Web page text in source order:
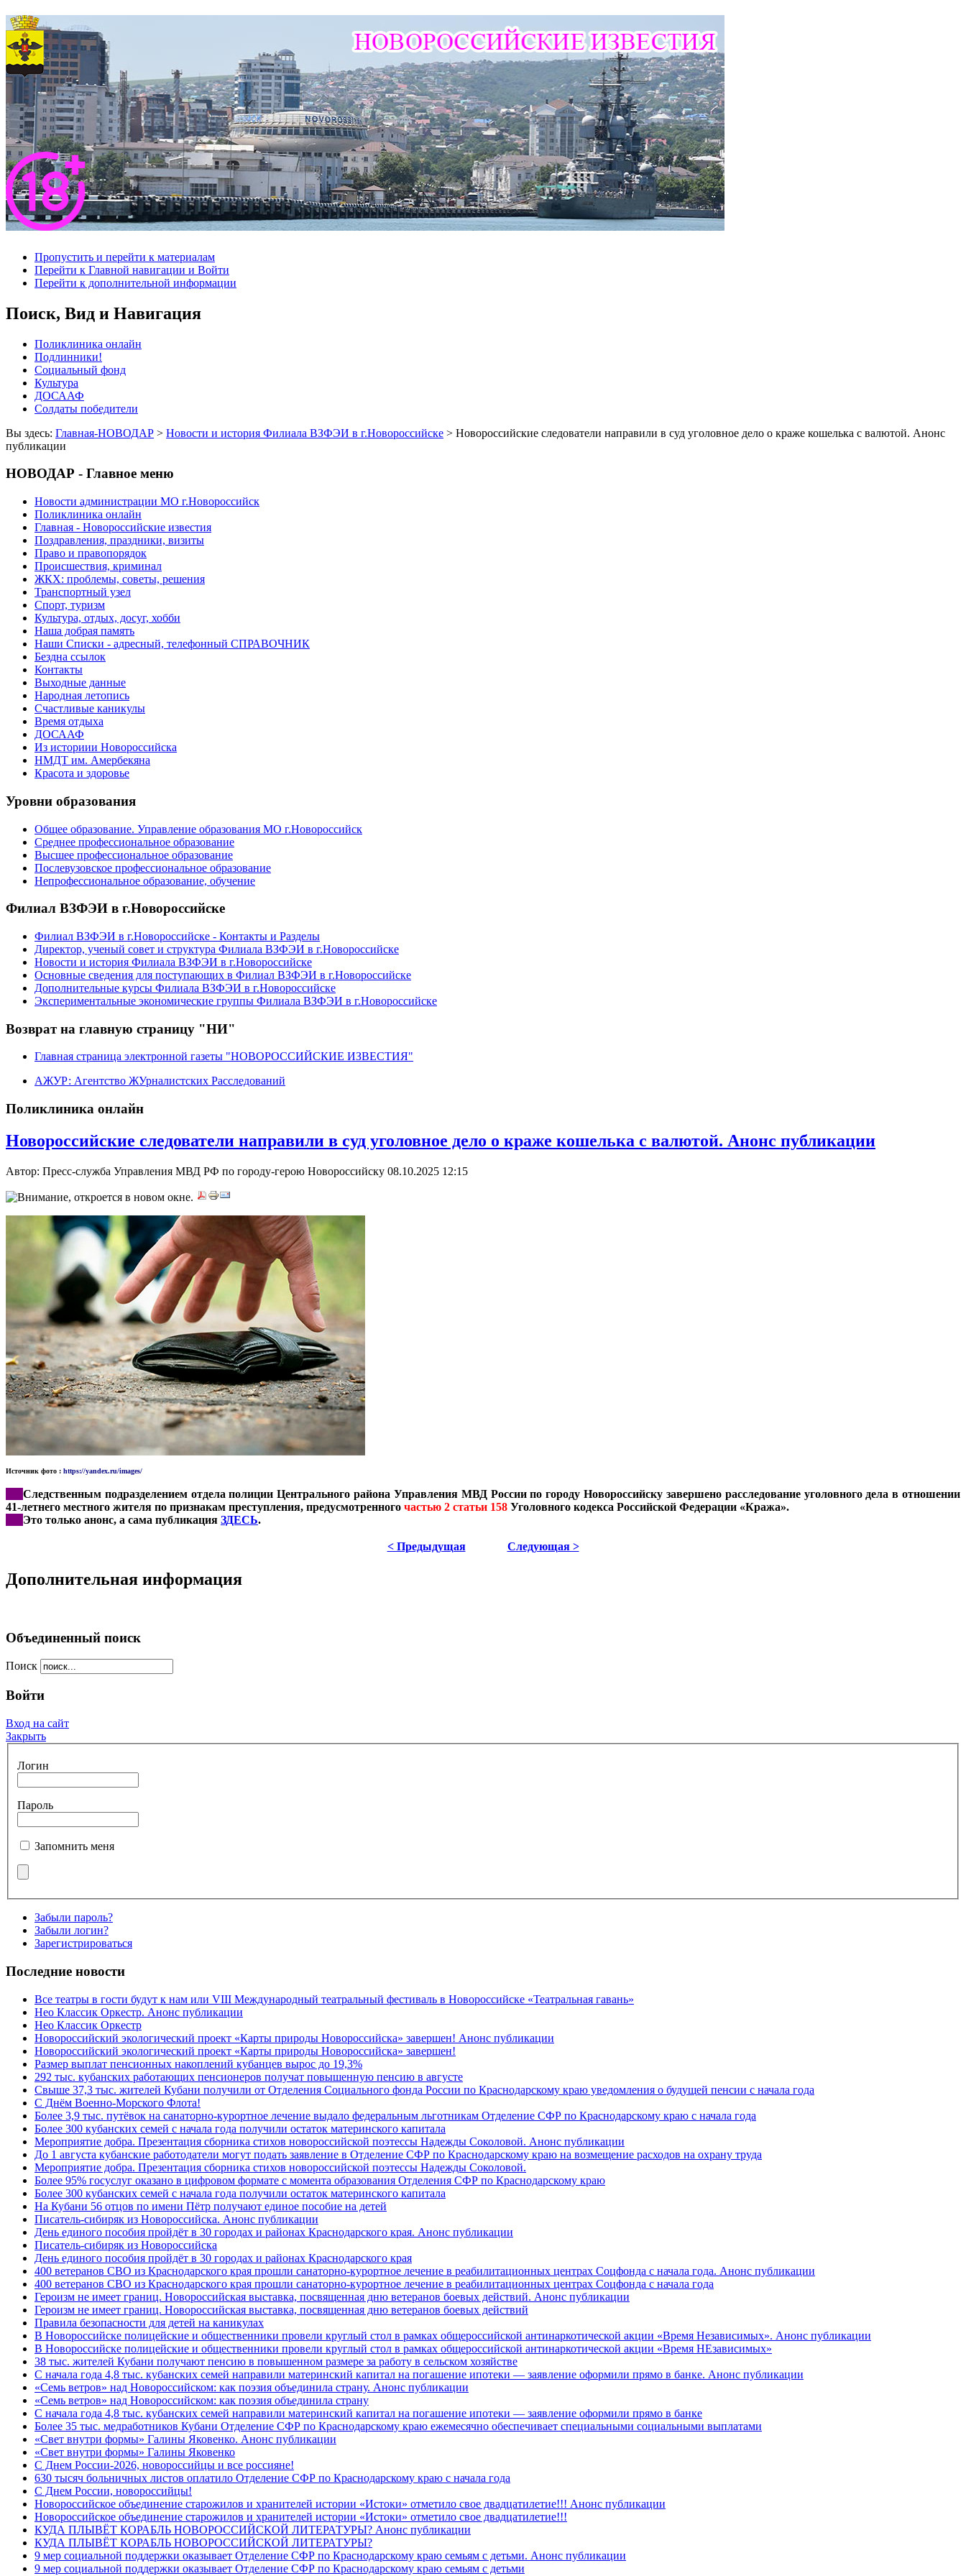
Пропустить и перейти к материалам
Перейти к Главной навигации и Войти
Перейти к дополнительной информации
Поиск, Вид и Навигация
Поликлиника онлайн
Подлинники!
Социальный фонд
Культура
ДОСААФ
Солдаты победители
Вы здесь: Главная-НОВОДАР > Новости и история Филиала ВЗФЭИ в г.Новороссийске > Новороссийские следователи направили в суд уголовное дело о краже кошелька с валютой. Анонс
публикации
НОВОДАР - Главное меню
Новости администрации МО г.Новороссийск
Поликлиника онлайн
Главная - Новороссийские известия
Поздравления, праздники, визиты
Право и правопорядок
Происшествия, криминал
ЖКХ: проблемы, советы, решения
Транспортный узел
Спорт, туризм
Культура, отдых, досуг, хобби
Наша добрая память
Наши Списки - адресный, телефонный СПРАВОЧНИК
Бездна ссылок
Контакты
Выходные данные
Народная летопись
Счастливые каникулы
Время отдыха
ДОСААФ
Из историии Новороссийска
НМДТ им. Амербекяна
Красота и здоровье
Уровни образования
Общее образование. Управление образования МО г.Новороссийск
Среднее профессиональное образование
Высшее профессиональное образование
Послевузовское профессиональное образование
Непрофессиональное образование, обучение
Филиал ВЗФЭИ в г.Новороссийске
Филиал ВЗФЭИ в г.Новороссийске - Контакты и Разделы
Директор, ученый совет и структура Филиала ВЗФЭИ в г.Новороссийске
Новости и история Филиала ВЗФЭИ в г.Новороссийске
Основные сведения для поступающих в Филиал ВЗФЭИ в г.Новороссийске
Дополнительные курсы Филиала ВЗФЭИ в г.Новороссийске
Экспериментальные экономические группы Филиала ВЗФЭИ в г.Новороссийске
Возврат на главную страницу "НИ"
Главная страница электронной газеты "НОВОРОССИЙСКИЕ ИЗВЕСТИЯ"
АЖУР: Агентство ЖУрналистских Расследований
Поликлиника онлайн
Новороссийские следователи направили в суд уголовное дело о краже кошелька с валютой. Анонс публикации
Автор: Пресс-служба Управления МВД РФ по городу-герою Новороссийску 08.10.2025 12:15
Источник фото : https://yandex.ru/images/
Следственным подразделением отдела полиции Центрального района Управления МВД России по городу Новороссийску завершено расследование уголовного дела в отношении
41-летнего местного жителя по признакам преступления, предусмотренного частью 2 статьи 158 Уголовного кодекса Российской Федерации «Кража».
Это только анонс, а сама публикация ЗДЕСЬ.
< Предыдущая Следующая >
Дополнительная информация
Объединенный поиск
Поиск
Войти
Вход на сайт
Закрыть
Логин
Пароль
Запомнить меня
Забыли пароль?
Забыли логин?
Зарегистрироваться
Последние новости
Все театры в гости будут к нам или VIII Международный театральный фестиваль в Новороссийске «Театральная гавань»
Нео Классик Оркестр. Анонс публикации
Нео Классик Оркестр
Новороссийский экологический проект «Карты природы Новороссийска» завершен! Анонс публикации
Новороссийский экологический проект «Карты природы Новороссийска» завершен!
Размер выплат пенсионных накоплений кубанцев вырос до 19,3%
292 тыс. кубанских работающих пенсионеров получат повышенную пенсию в августе
Свыше 37,3 тыс. жителей Кубани получили от Отделения Социального фонда России по Краснодарскому краю уведомления о будущей пенсии с начала года
C Днём Военно-Морского Флота!
Более 3,9 тыс. путёвок на санаторно-курортное лечение выдало федеральным льготникам Отделение СФР по Краснодарскому краю с начала года
Более 300 кубанских семей с начала года получили остаток материнского капитала
Мероприятие добра. Презентация сборника стихов новороссийской поэтессы Надежды Соколовой. Анонс публикации
До 1 августа кубанские работодатели могут подать заявление в Отделение СФР по Краснодарскому краю на возмещение расходов на охрану труда
Мероприятие добра. Презентация сборника стихов новороссийской поэтессы Надежды Соколовой.
Более 95% госуслуг оказано в цифровом формате с момента образования Отделения СФР по Краснодарскому краю
Более 300 кубанских семей с начала года получили остаток материнского капитала
На Кубани 56 отцов по имени Пётр получают единое пособие на детей
Писатель-сибиряк из Новороссийска. Анонс публикации
День единого пособия пройдёт в 30 городах и районах Краснодарского края. Анонс публикации
Писатель-сибиряк из Новороссийска
День единого пособия пройдёт в 30 городах и районах Краснодарского края
400 ветеранов СВО из Краснодарского края прошли санаторно-курортное лечение в реабилитационных центрах Соцфонда с начала года. Анонс публикации
400 ветеранов СВО из Краснодарского края прошли санаторно-курортное лечение в реабилитационных центрах Соцфонда с начала года
Героизм не имеет границ. Новороссийская выставка, посвященная дню ветеранов боевых действий. Анонс публикации
Героизм не имеет границ. Новороссийская выставка, посвященная дню ветеранов боевых действий
Правила безопасности для детей на каникулах
В Новороссийске полицейские и общественники провели круглый стол в рамках общероссийской антинаркотической акции «Время Независимых». Анонс публикации
В Новороссийске полицейские и общественники провели круглый стол в рамках общероссийской антинаркотической акции «Время НЕзависимых»
38 тыс. жителей Кубани получают пенсию в повышенном размере за работу в сельском хозяйстве
С начала года 4,8 тыс. кубанских семей направили материнский капитал на погашение ипотеки — заявление оформили прямо в банке. Анонс публикации
«Семь ветров» над Новороссийском: как поэзия объединила страну. Анонс публикации
«Семь ветров» над Новороссийском: как поэзия объединила страну
С начала года 4,8 тыс. кубанских семей направили материнский капитал на погашение ипотеки — заявление оформили прямо в банке
Более 35 тыс. медработников Кубани Отделение СФР по Краснодарскому краю ежемесячно обеспечивает специальными социальными выплатами
«Свет внутри формы» Галины Яковенко. Анонс публикации
«Свет внутри формы» Галины Яковенко
C Днем России-2026, новороссийцы и все россияне!
630 тысяч больничных листов оплатило Отделение СФР по Краснодарскому краю с начала года
C Днем России, новороссийцы!
Новороссийское объединение старожилов и хранителей истории «Истоки» отметило свое двадцатилетие!!! Анонс публикации
Новороссийское объединение старожилов и хранителей истории «Истоки» отметило свое двадцатилетие!!!
КУДА ПЛЫВЁТ КОРАБЛЬ НОВОРОССИЙСКОЙ ЛИТЕРАТУРЫ? Анонс публикации
КУДА ПЛЫВЁТ КОРАБЛЬ НОВОРОССИЙСКОЙ ЛИТЕРАТУРЫ?
9 мер социальной поддержки оказывает Отделение СФР по Краснодарскому краю семьям с детьми. Анонс публикации
9 мер социальной поддержки оказывает Отделение СФР по Краснодарскому краю семьям с детьми